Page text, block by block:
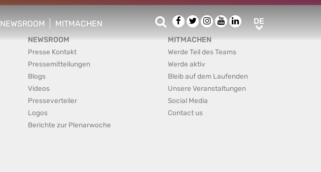
NEWSROOM
show/hide sub menu
MITMACHEN
show/hide sub menu
SucheFacebook
TwitterInstagram
YoutubeLinkedIn
DEDE
NEWSROOM
Presse Kontakt
Pressemitteilungen
Blogs
Videos
Presseverteiler
Logos
Berichte zur Plenarwoche
MITMACHEN
Werde Teil des Teams
Werde aktiv
Bleib auf dem Laufenden
Unsere Veranstaltungen
Social Media
Contact us